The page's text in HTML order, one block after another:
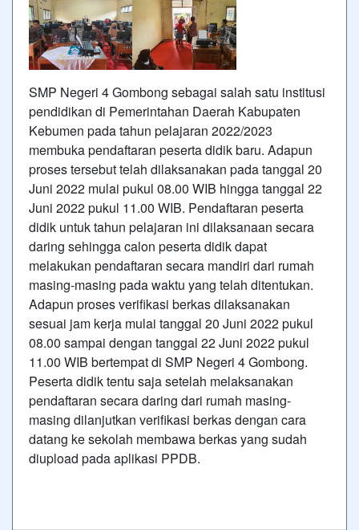
SMP Negeri 4 Gombong sebagai salah satu institusi
pendidikan di Pemerintahan Daerah Kabupaten
Kebumen pada tahun pelajaran 2022/2023
membuka pendaftaran peserta didik baru. Adapun
proses tersebut telah dilaksanakan pada tanggal 20
Juni 2022 mulai pukul 08.00 WIB hingga tanggal 22
Juni 2022 pukul 11.00 WIB. Pendaftaran peserta
didik untuk tahun pelajaran ini dilaksanaan secara
daring sehingga calon peserta didik dapat
melakukan pendaftaran secara mandiri dari rumah
masing-masing pada waktu yang telah ditentukan.
Adapun proses verifikasi berkas dilaksanakan
sesuai jam kerja mulai tanggal 20 Juni 2022 pukul
08.00 sampai dengan tanggal 22 Juni 2022 pukul
11.00 WIB bertempat di SMP Negeri 4 Gombong.
Peserta didik tentu saja setelah melaksanakan
pendaftaran secara daring dari rumah masing-
masing dilanjutkan verifikasi berkas dengan cara
datang ke sekolah membawa berkas yang sudah
diupload pada aplikasi PPDB.